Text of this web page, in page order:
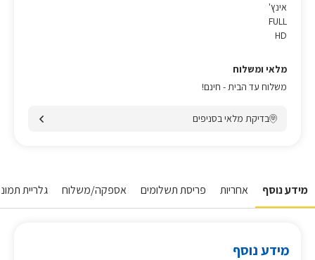
אינץ'
FULL
HD
מלאי ומשלוח
משלוח עד הבית - חינם!
בדיקת מלאי בסניפים
מידע נוסף אחריות פריסת תשלומים אספקה/משלוח גלריית
מידע נוסף